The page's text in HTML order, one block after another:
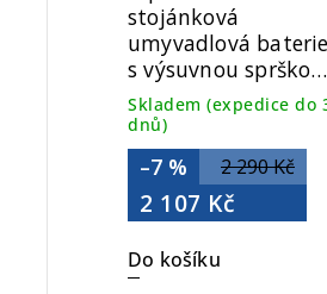
stojánková
umyvadlová baterie
s výsuvnou sprškou,
chrom 1107-05
Skladem (expedice do
dnů)
2 290 Kč
–7 %
2 107 Kč
Do košíku